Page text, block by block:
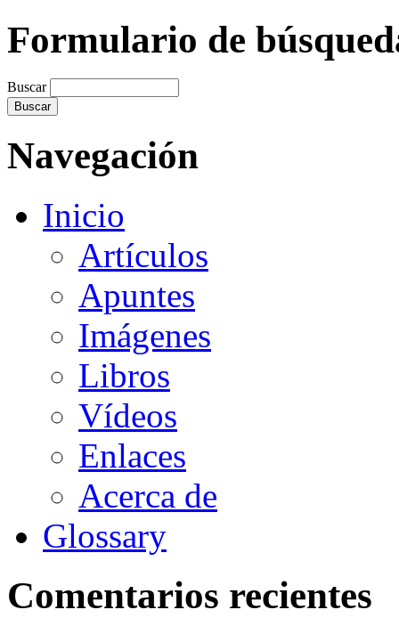
Formulario de
Buscar
Navegación
Inicio
Artículos
Apuntes
Imágenes
Libros
Vídeos
Enlaces
Acerca de
Glossary
Comentarios recientes